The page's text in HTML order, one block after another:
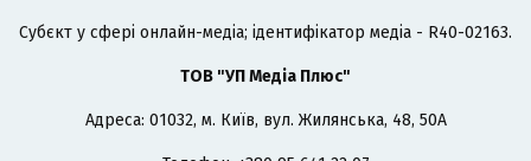
Cубєкт у сфері онлайн-медіа; ідентифікатор медіа - R40-02163.
ТОВ "УП Медіа Плюс"
Адреса: 01032, м. Київ, вул. Жилянська, 48, 50А